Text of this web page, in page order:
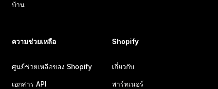
บ้าน
ความช่วยเหลือ
ศูนย์ช่วยเหลือของ Shopify
เอกสาร API
Shopify
เกี่ยวกับ
พาร์ทเนอร์